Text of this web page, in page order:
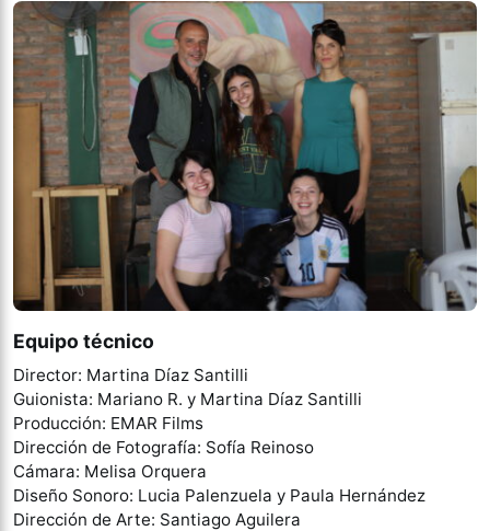
Equipo técnico
Director: Martina Díaz Santilli
Guionista: Mariano R. y Martina Díaz Santilli
Producción: EMAR Films
Dirección de Fotografía: Sofía Reinoso
Cámara: Melisa Orquera
Diseño Sonoro: Lucia Palenzuela y Paula Hernández
Dirección de Arte: Santiago Aguilera